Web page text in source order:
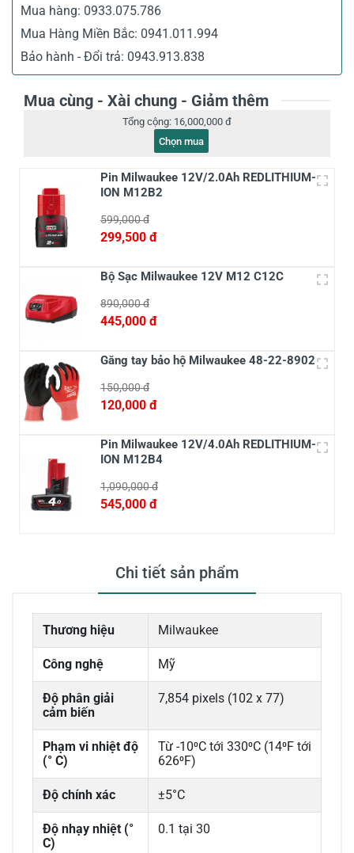
Mua hàng: 0933.075.786
Mua Hàng Miền Bắc: 0941.011.994
Bảo hành - Đổi trả: 0943.913.838
Mua cùng - Xài chung - Giảm thêm
Tổng cộng: 16,000,000 đ
Chọn mua
Pin Milwaukee 12V/2.0Ah REDLITHIUM-
ION M12B2
599,000 đ
299,500 đ
Bộ Sạc Milwaukee 12V M12 C12C
890,000 đ
445,000 đ
Găng tay bảo hộ Milwaukee 48-22-8902
150,000 đ
120,000 đ
Pin Milwaukee 12V/4.0Ah REDLITHIUM-
ION M12B4
1,090,000 đ
545,000 đ
Chi tiết sản phẩm
Thương hiệu Milwaukee
Công nghệ Mỹ
Độ phân giải
cảm biến
7,854 pixels (102 x 77)
Phạm vi nhiệt độ
(° C)
Từ -10⁰C tới 330⁰C (14⁰F tới
626⁰F)
Độ chính xác ±5°C
Độ nhạy nhiệt (°
C)
0.1 tại 30